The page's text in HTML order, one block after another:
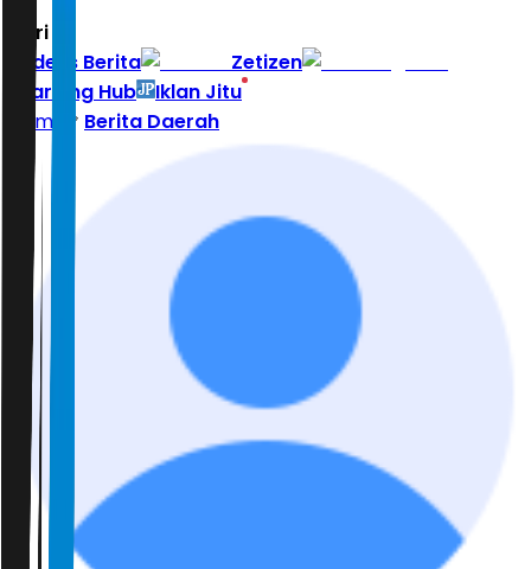
Hari ini
Indeks Berita
Zetizen
Learning Hub
Iklan Jitu
Home
Berita Daerah